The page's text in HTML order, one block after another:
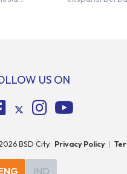
US$100 miliar,
Kondisi ini […]
US ON
BSD City. Privacy Policy |
IND